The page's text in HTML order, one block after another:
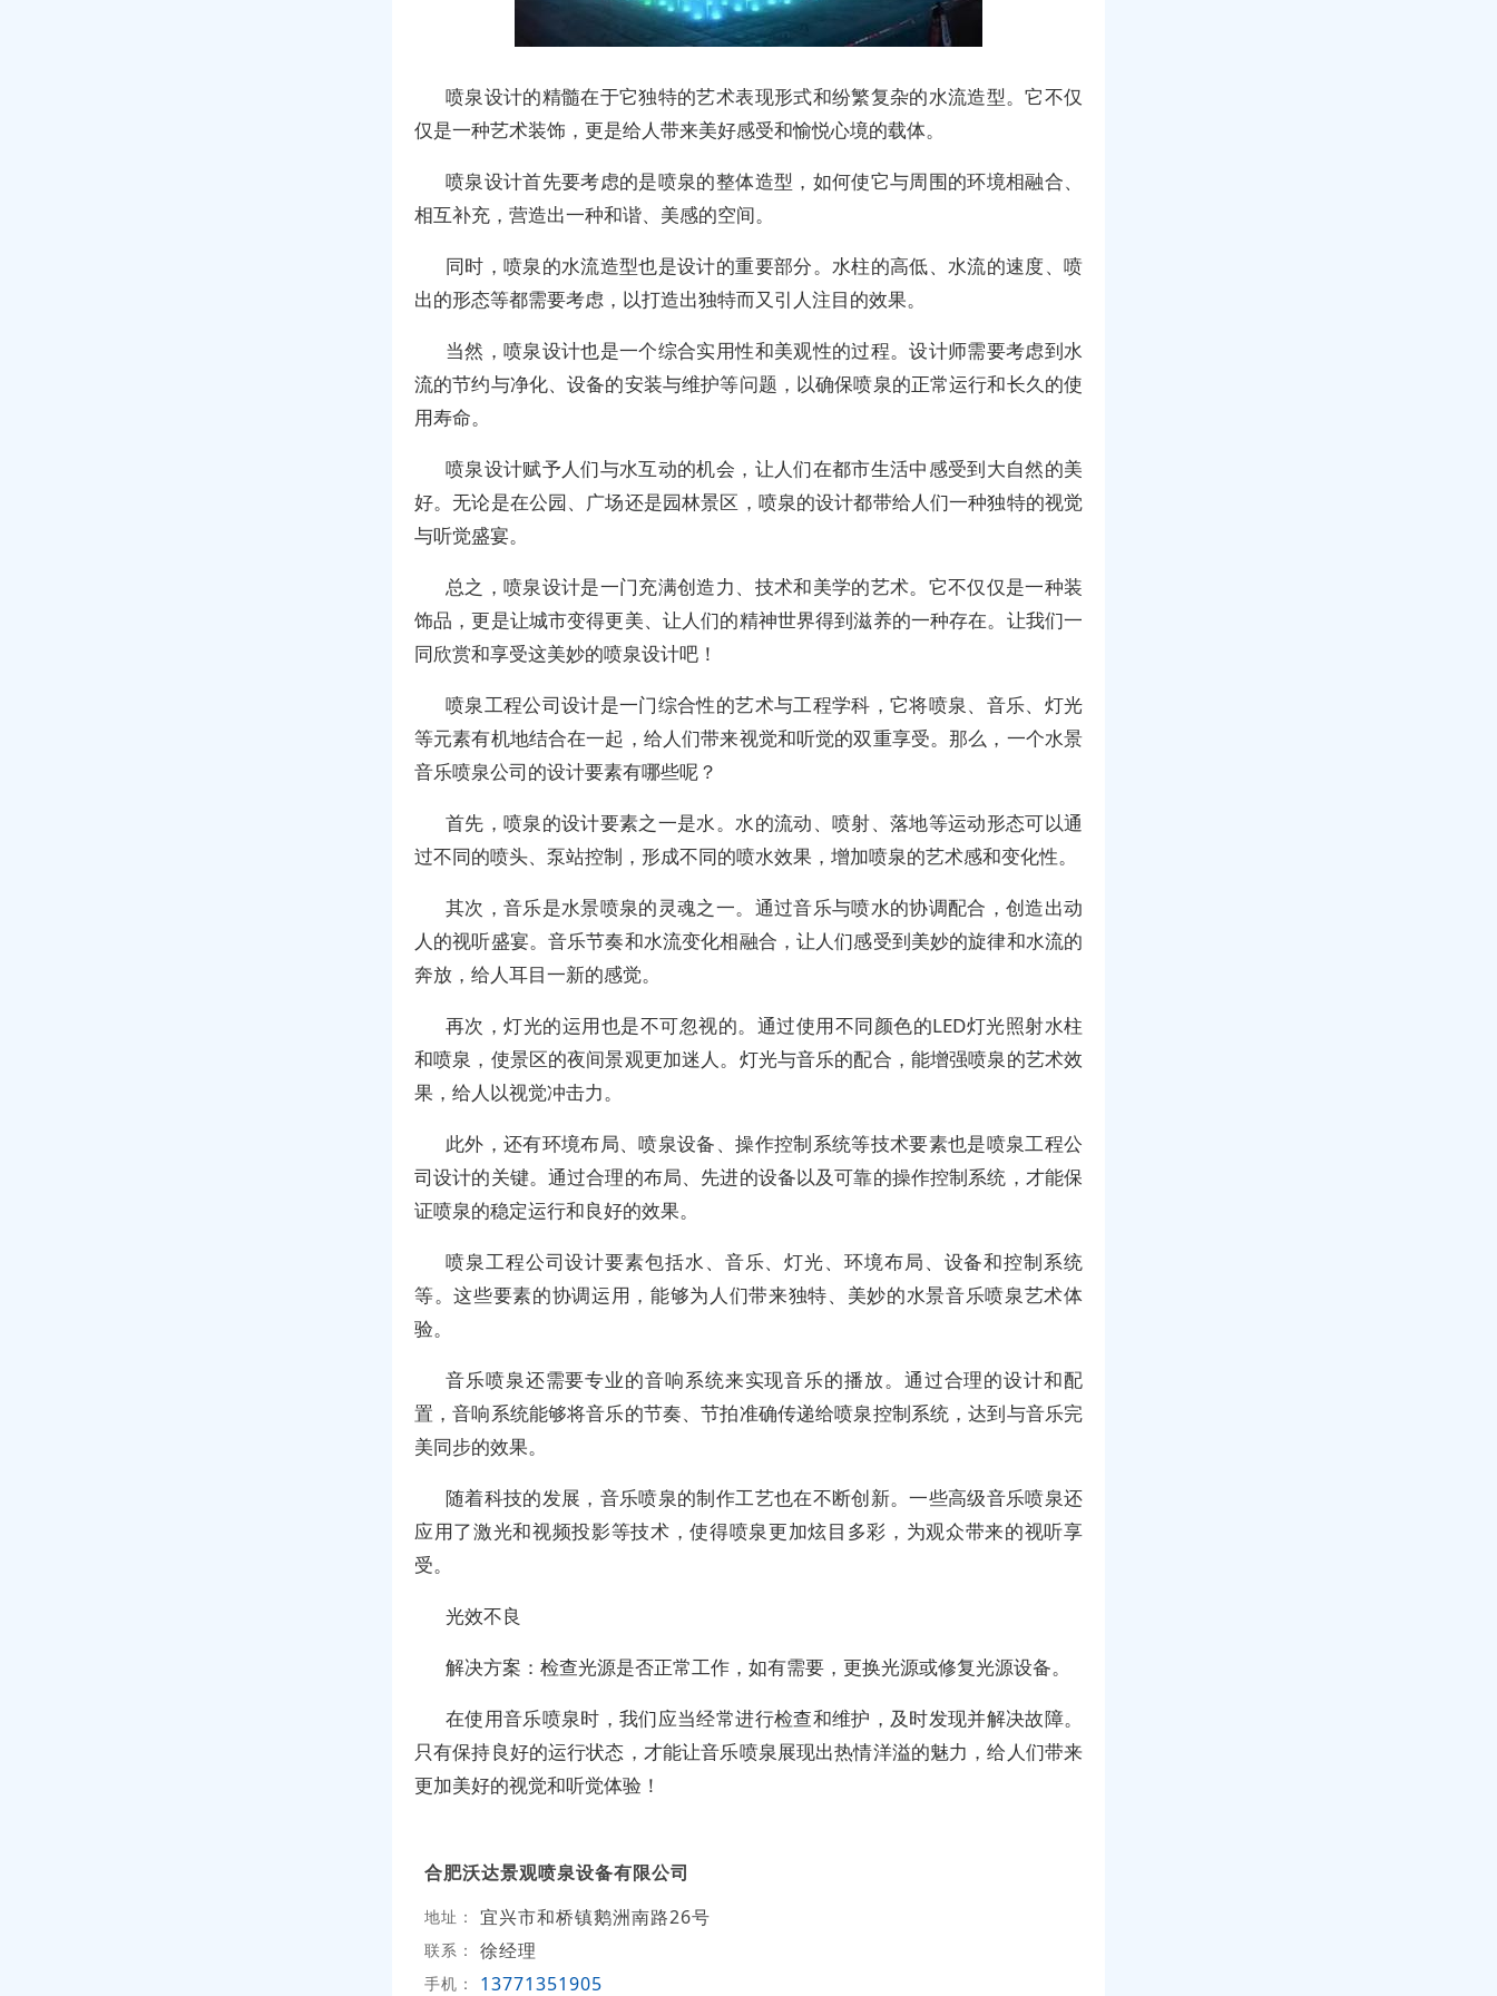
喷泉设计的精髓在于它独特的艺术表现形式和纷繁复杂的水流造型。它不仅
仅是一种艺术装饰，更是给人带来美好感受和愉悦心境的载体。
喷泉设计首先要考虑的是喷泉的整体造型，如何使它与周围的环境相融合、
相互补充，营造出一种和谐、美感的空间。
同时，喷泉的水流造型也是设计的重要部分。水柱的高低、水流的速度、喷
出的形态等都需要考虑，以打造出独特而又引人注目的效果。
当然，喷泉设计也是一个综合实用性和美观性的过程。设计师需要考虑到水
流的节约与净化、设备的安装与维护等问题，以确保喷泉的正常运行和长久的使
用寿命。
喷泉设计赋予人们与水互动的机会，让人们在都市生活中感受到大自然的美
好。无论是在公园、广场还是园林景区，喷泉的设计都带给人们一种独特的视觉
与听觉盛宴。
总之，喷泉设计是一门充满创造力、技术和美学的艺术。它不仅仅是一种装
饰品，更是让城市变得更美、让人们的精神世界得到滋养的一种存在。让我们一
同欣赏和享受这美妙的喷泉设计吧！
喷泉工程公司设计是一门综合性的艺术与工程学科，它将喷泉、音乐、灯光
等元素有机地结合在一起，给人们带来视觉和听觉的双重享受。那么，一个水景
音乐喷泉公司的设计要素有哪些呢？
首先，喷泉的设计要素之一是水。水的流动、喷射、落地等运动形态可以通
过不同的喷头、泵站控制，形成不同的喷水效果，增加喷泉的艺术感和变化性。
其次，音乐是水景喷泉的灵魂之一。通过音乐与喷水的协调配合，创造出动
人的视听盛宴。音乐节奏和水流变化相融合，让人们感受到美妙的旋律和水流的
奔放，给人耳目一新的感觉。
再次，灯光的运用也是不可忽视的。通过使用不同颜色的LED灯光照射水柱
和喷泉，使景区的夜间景观更加迷人。灯光与音乐的配合，能增强喷泉的艺术效
果，给人以视觉冲击力。
此外，还有环境布局、喷泉设备、操作控制系统等技术要素也是喷泉工程公
司设计的关键。通过合理的布局、先进的设备以及可靠的操作控制系统，才能保
证喷泉的稳定运行和良好的效果。
喷泉工程公司设计要素包括水、音乐、灯光、环境布局、设备和控制系统
等。这些要素的协调运用，能够为人们带来独特、美妙的水景音乐喷泉艺术体
验。
音乐喷泉还需要专业的音响系统来实现音乐的播放。通过合理的设计和配
置，音响系统能够将音乐的节奏、节拍准确传递给喷泉控制系统，达到与音乐完
美同步的效果。
随着科技的发展，音乐喷泉的制作工艺也在不断创新。一些高级音乐喷泉还
应用了激光和视频投影等技术，使得喷泉更加炫目多彩，为观众带来的视听享
受。
光效不良
解决方案：检查光源是否正常工作，如有需要，更换光源或修复光源设备。
在使用音乐喷泉时，我们应当经常进行检查和维护，及时发现并解决故障。
只有保持良好的运行状态，才能让音乐喷泉展现出热情洋溢的魅力，给人们带来
更加美好的视觉和听觉体验！
合肥沃达景观喷泉设备有限公司
地址： 宜兴市和桥镇鹅洲南路26号
联系： 徐经理
手机： 13771351905